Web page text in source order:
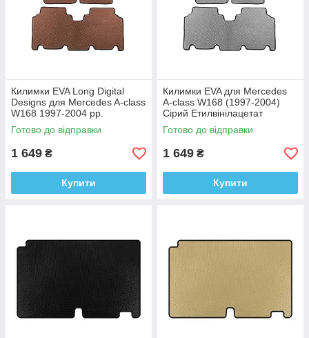
Килимки EVA Long Digital
Designs для Mercedes A-сlass
W168 1997-2004 рр.
(Етилвінілацетат)
Готово до відправки
1 649 ₴
Купити
Килимки EVA для Mercedes
A-сlass W168 (1997-2004)
Сірий Етилвінілацетат
Готово до відправки
1 649 ₴
Купити